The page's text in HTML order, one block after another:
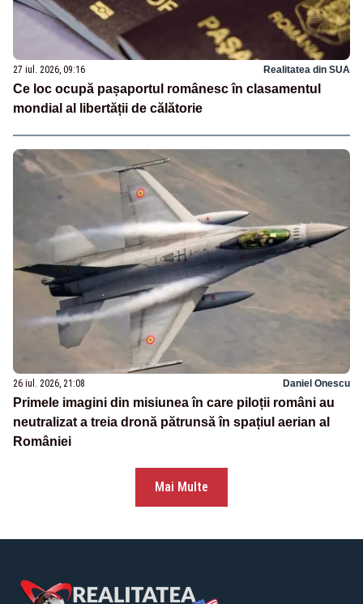
27 iul. 2026, 09:16 Realitatea din SUA
Ce loc ocupă pașaportul românesc în clasamentul
mondial al libertății de călătorie
26 iul. 2026, 21:08 Daniel Onescu
Primele imagini din misiunea în care piloții români au
neutralizat a treia dronă pătrunsă în spațiul aerian al
României
Mai Multe